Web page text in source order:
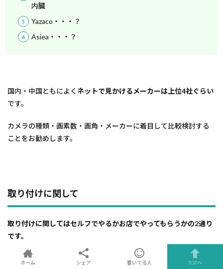
内臓
Yazaco・・・？
Asiea・・・？
国内・中国ともによく ネットで見かけるメーカーは上位4社ぐらい
です。
カメラの種類・画素数・画角・メーカーに着目して比較検討する
ことをお勧めします。
取り付けに関して
取り付けに関してはセルフでやるかお店でやってもらうかの2通り
です。
店頭で買えばそのまま取り付けできるので楽ではありますが、費
ホーム シェア 書いてる人 TOPへ